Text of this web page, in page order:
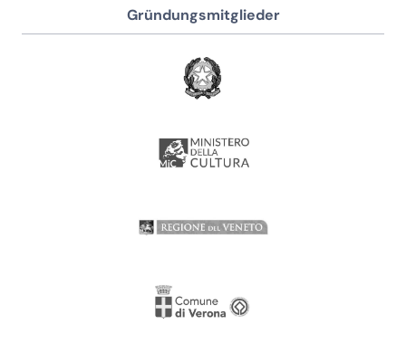
Gründungsmitglieder